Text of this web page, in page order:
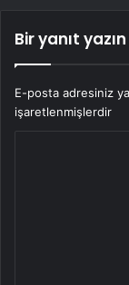
Bir yanıt yazın
E-posta adresiniz
işaretlenmişlerdir